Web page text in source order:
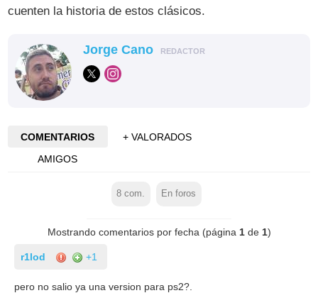
cuenten la historia de estos clásicos.
Jorge Cano REDACTOR
COMENTARIOS
+ VALORADOS
AMIGOS
8 com. En foros
Mostrando comentarios por fecha (página 1de 1)
r1lod +1
pero no salio ya una version para ps2?.